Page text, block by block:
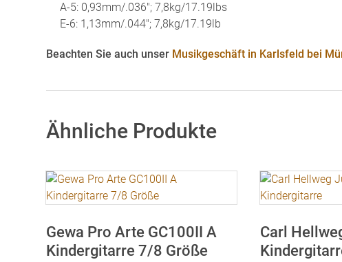
A-5: 0,93mm/.036″; 7,8kg/17.19lbs
E-6: 1,13mm/.044″; 7,8kg/17.19lb
Beachten Sie auch unser Musikgeschäft in Karlsfeld bei
Ähnliche Produkte
Gewa Pro Arte GC100II A
Kindergitarre 7/8 Größe
Carl